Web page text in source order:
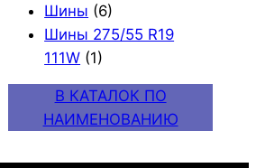
Шины (6)
Шины 275/55 R19
111W (1)
В КАТАЛОК ПО
НАИМЕНОВАНИЮ